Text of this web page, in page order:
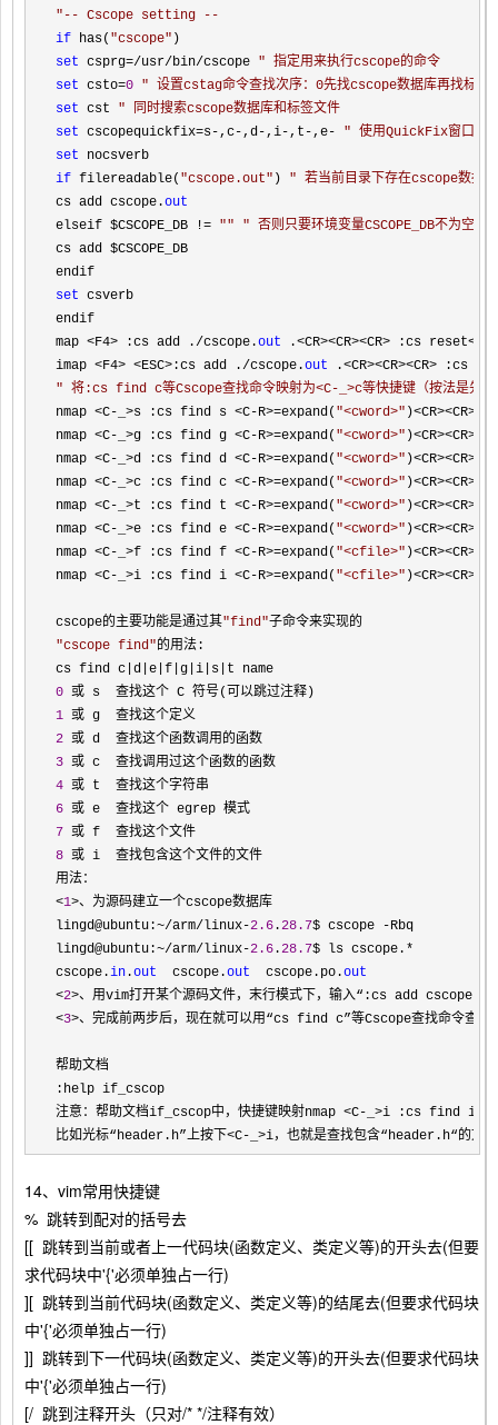
" -- Cscope setting --
if has( "cscope"
set csprg=/usr/bin/cscope " 指定用来执行cscope的命令
set csto=0 " 设置cstag命令查找次序：0先找cscope数据库再找标签
set cst " 同时搜索cscope数据库和标签文件
set cscopequickfix=s-,c-,d-,i-,t-,e- " 使用QuickFix窗口来
set
if filereadable( "cscope.out" ) " 若当前目录下存在cscope数据
cs add cscope.out
elseif $CSCOPE_DB
!= "" " 否则只要环境变量CSCOPE_DB不为空
cs add $CSCOPE_DB
set csverb
endif
map <F4> :cs add ./cscope.out .<CR><CR><CR> :cs reset<CR>
imap <F4> <ESC>:cs add ./cscope.out
" 将:cs find c等Cscope查找命令映射为<C-_>c等快捷键（按法是
nmap <C-_>s :cs find s <C-R>=expand( "<cword>" )<CR><CR>
nmap <C-_>g :cs find g <C-R>=expand( "<cword>" )<CR><CR>
nmap <C-_>d :cs find d <C-R>=expand( "<cword>" )<CR><CR>
nmap <C-_>c :cs find c <C-R>=expand( "<cword>" )<CR><CR>
nmap <C-_>t :cs find t <C-R>=expand( "<cword>" )<CR><CR>
nmap <C-_>e :cs find e <C-R>=expand( "<cword>" )<CR><CR>
nmap <C-_>f :cs find f <C-R>=expand( "<cfile>" )<CR><CR>
nmap <C-_>i :cs find i <C-R>=expand( "<cfile>" )<CR><CR>
cscope的主要功能是通过其"find"
"cscope find"的用法:
cs find c |d|e|f|g|i|s|
0
1
2
3
4
6
7
8 或 i  查找包含这个文件的文件
<1>、为源码建立一个cscope数据库
lingd@ubuntu:~/arm/linux-2.6 .28.7$ cscope -Rbq
lingd@ubuntu:~/arm/linux-2.6 .28.7$ ls cscope.*
cscope.in .out
  cscope.
out
  cscope.po.
out
<2>、用vim打开某个源码文件，末行模式下，输入“:cs add cscope.
<3>、完成前两步后，现在就可以用“cs find c”等Cscope查找命令
帮助文档
:help if_cscop
注意：帮助文档if_cscop中，快捷键映射nmap <C-_>i :cs find i
比如光标“header.h”上按下<C-_>i，也就是查找包含“header.h“的
14、vim常用快捷键
% 跳转到配对的括号去
[[ 跳转到当前或者上一代码块(函数定义、类定义等)的开头去(但要
求代码块中'{'必须单独占一行)
][ 跳转到当前代码块(函数定义、类定义等)的结尾去(但要求代码块
中'{'必须单独占一行)
]] 跳转到下一代码块(函数定义、类定义等)的开头去(但要求代码块
中'{'必须单独占一行)
[/ 跳到注释开头（只对/* */注释有效）